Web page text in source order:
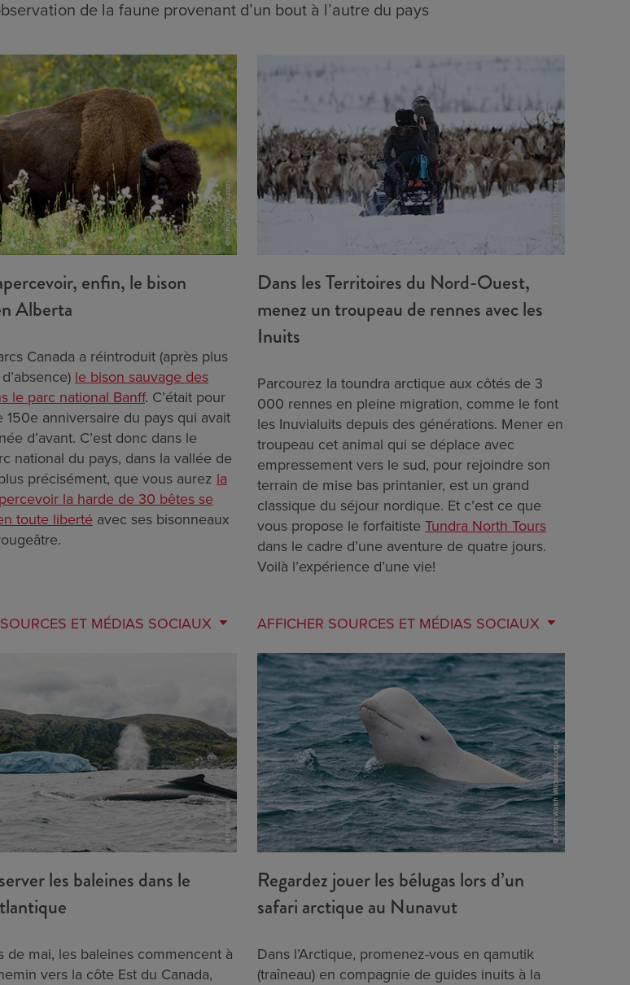
de la faune provenant d’un bout à l’autre du pays
enfin, le bison
Alberta
Canada a réintroduit (après plus
le bison sauvage des
le parc national Banff. C’était pour
150e anniversaire du pays qui avait
d’avant. C’est donc dans le
national du pays, dans la vallée de
précisément, que vous aurez la
la harde de 30 bêtes se
toute liberté avec ses bisonneaux
SOURCES ET MÉDIAS SOCIAUX
Dans les Territoires du Nord-Ouest,
menez un troupeau de rennes avec les
Inuits
Parcourez la toundra arctique aux côtés de 3
000 rennes en pleine migration, comme le font
les Inuvialuits depuis des générations. Mener en
troupeau cet animal qui se déplace avec
empressement vers le sud, pour rejoindre son
terrain de mise bas printanier, est un grand
classique du séjour nordique. Et c’est ce que
vous propose le forfaitisteTundra North Tours
dans le cadre d’une aventure de quatre jours.
Voilà l’expérience d’une vie!
AFFICHER SOURCES ET MÉDIAS SOCIAUX
les baleines dans le
de mai, les baleines commencent à
vers la côte Est du Canada,
Regardez jouer les bélugas lors d’un
safari arctique au Nunavut
Dans l’Arctique, promenez-vous en qamutik
(traîneau) en compagnie de guides inuits à la